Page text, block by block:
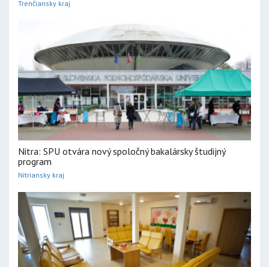
Trenčiansky kraj
Nitra: SPU otvára nový spoločný bakalársky študijný
program
Nitriansky kraj